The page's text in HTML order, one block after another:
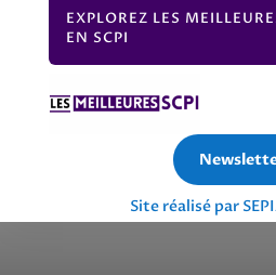
EXPLOREZ LES
EN SCPI
Site réalisé par